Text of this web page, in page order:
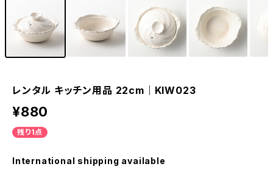
レンタル キッチン用品 22cm｜KIW023
¥880
残り1点
International shipping available